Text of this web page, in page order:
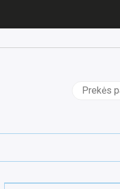
Ieškoti: